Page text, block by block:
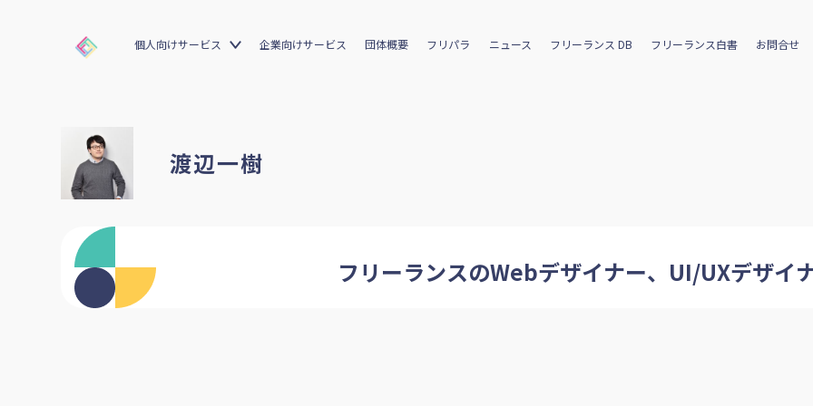
個人向けサービス 企業向けサービス 団体概要 フリパラ ニュース フリーランス DB フリーランス白書 お問合せ
渡辺一樹
フリーランスのWebデザイナー、UI/UXデザイ